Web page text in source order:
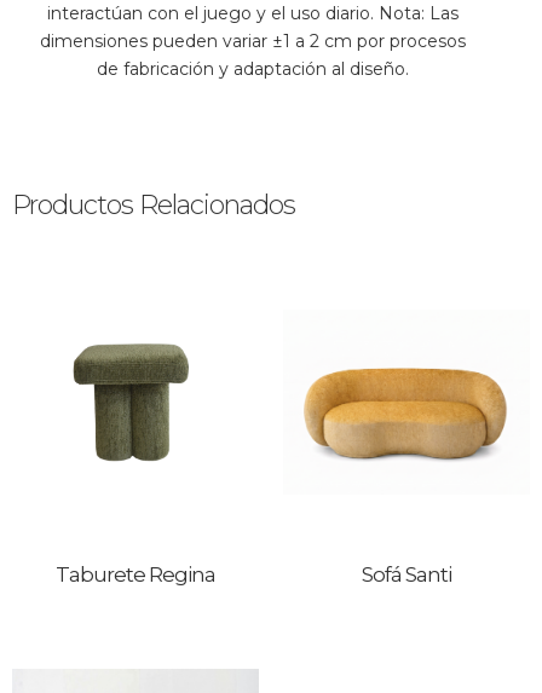
interactúan con el juego y el uso diario. Nota: Las
dimensiones pueden variar ±1 a 2 cm por procesos
de fabricación y adaptación al diseño.
Productos Relacionados
Taburete Regina Sofá Santi